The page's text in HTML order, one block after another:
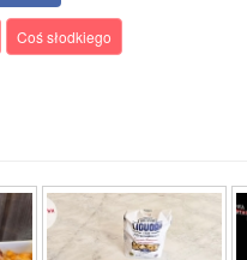
Coś słodkiego